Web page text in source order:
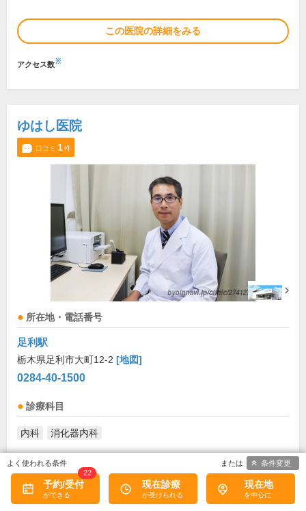
この医院の詳細をみる
アクセス数※
ゆはし医院
口コミ 1件
所在地・電話番号
足利駅
栃木県足利市大町12-2 [地図]
0284-40-1500
診療科目
内科 消化器内科
診療/受付時間・休診日
診療時間 火 水 木 土 日 祝
予約/受付
22
現在診療 現在地
条件変更